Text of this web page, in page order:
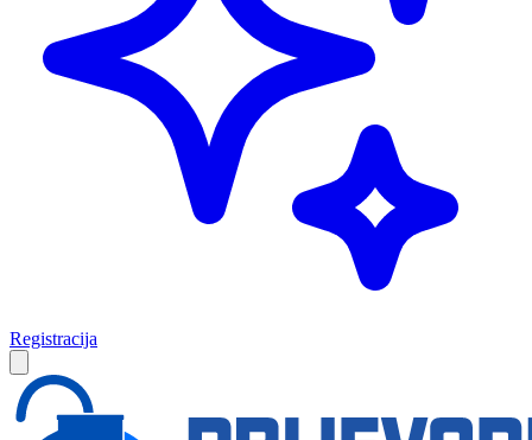
Registracija